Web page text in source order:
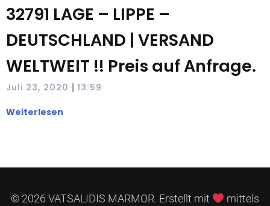
32791 LAGE – LIPPE –
DEUTSCHLAND | VERSAND
WELTWEIT !! Preis auf Anfrage.
Juli 23, 2020 | 13:59
Weiterlesen
© 2026 VATSALIDIS MARMOR. Erstellt mit
mittels